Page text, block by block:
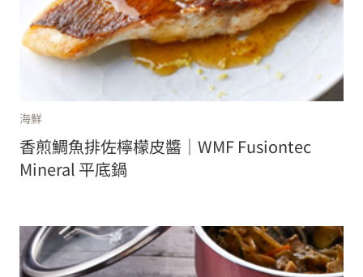
海鮮
香煎鯛魚排佐檸檬皮醬｜WMF Fusiontec
Mineral 平底鍋